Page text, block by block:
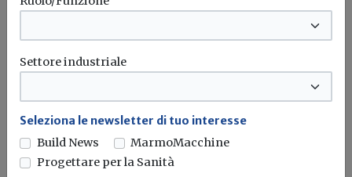
Olimpia Splendid torna on air con lo spot
il mago del clima
I climatizzatori a pompa di calore senza unità esterna
Clima Olimpia splendid
Settore industriale
Seleziona le newsletter di tuo interesse
Build News
MarmoMacchine
Progettare per la Sanità